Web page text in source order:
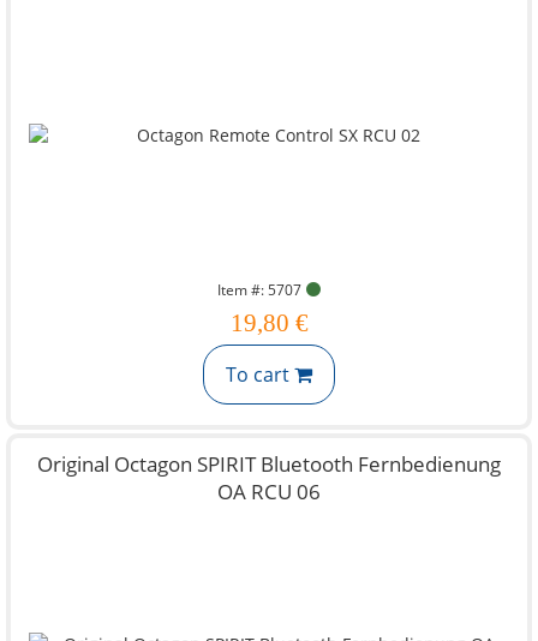
Item #: 5707
19,80 €
To cart
Original Octagon SPIRIT Bluetooth Fernbedienung
OA RCU 06